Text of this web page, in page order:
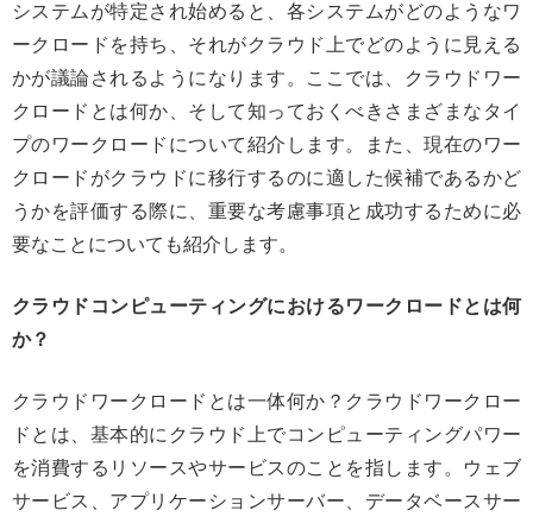
システムが特定され始めると、各システムがどのようなワ
ークロードを持ち、それがクラウド上でどのように見える
かが議論されるようになります。ここでは、クラウドワー
クロードとは何か、そして知っておくべきさまざまなタイ
プのワークロードについて紹介します。また、現在のワー
クロードがクラウドに移行するのに適した候補であるかど
うかを評価する際に、重要な考慮事項と成功するために必
要なことについても紹介します。
クラウドコンピューティングにおけるワークロードとは何
か？
クラウドワークロードとは一体何か？クラウドワークロー
ドとは、基本的にクラウド上でコンピューティングパワー
を消費するリソースやサービスのことを指します。ウェブ
サービス、アプリケーションサーバー、データベースサー